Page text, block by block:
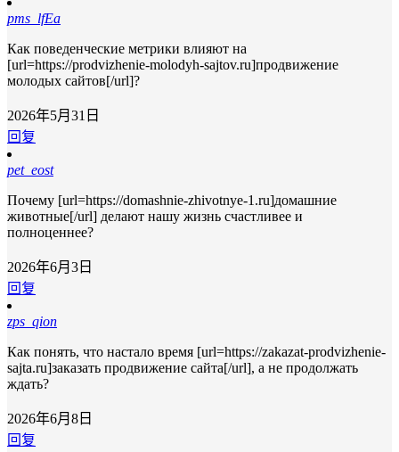
pms_lfEa
Как поведенческие метрики влияют на
[url=https://prodvizhenie-molodyh-sajtov.ru]продвижение
молодых сайтов[/url]?
2026年5月31日
回复
pet_eost
Почему [url=https://domashnie-zhivotnye-1.ru]домашние
животные[/url] делают нашу жизнь счастливее и
полноценнее?
2026年6月3日
回复
zps_qion
Как понять, что настало время [url=https://zakazat-prodvizhenie-
sajta.ru]заказать продвижение сайта[/url], а не продолжать
ждать?
2026年6月8日
回复